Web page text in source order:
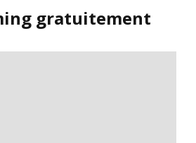
gratuitement